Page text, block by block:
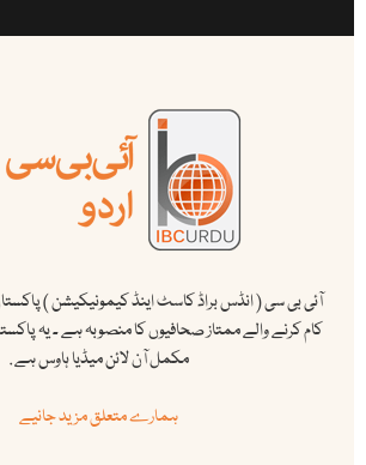
آئی بی سی ( انڈس براڈ کاسٹ اینڈ کیمونیکیشن )
کام کرنے والے ممتاز صحافیوں کا منصوبہ ہے ۔ یہ
مکمل آن لائن میڈیا ہاوس ہے .
ہمارے متعلق مزید جانیے